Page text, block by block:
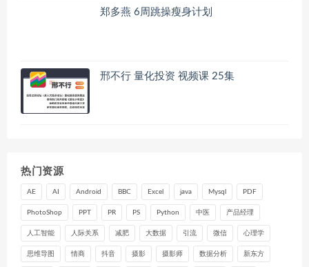
郑多燕 6周跳操瘦身计划
邢不行 量化投资 视频课 25集
热门资源
AE AI Android BBC Excel java Mysql PDF
PhotoShop PPT PR PS Python 中医 产品经理
人工智能 人际关系 减肥 大数据 引流 微信 心理学
思维导图 情商 抖音 摄影 摄影师 数据分析 新东方